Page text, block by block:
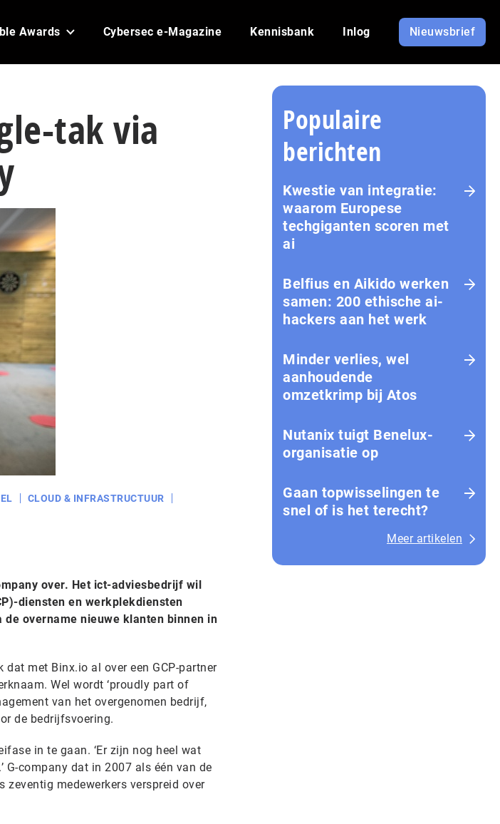
Awards Cybersec e-Magazine Kennisbank Inlog Nieuwsbrief
tak via
CLOUD & INFRASTRUCTUUR
over. Het ict-adviesbedrijf wil
diensten en werkplekdiensten
overname nieuwe klanten binnen in
dat met Binx.io al over een GCP-partner
Wel wordt ‘proudly part of
van het overgenomen bedrijf,
de bedrijfsvoering.
in te gaan. ‘Er zijn nog heel wat
G-company dat in 2007 als één van de
zeventig medewerkers verspreid over
Populaire
berichten
Kwestie van integratie:
waarom Europese
techgiganten scoren met
ai
Belfius en Aikido werken
samen: 200 ethische ai-
hackers aan het werk
Minder verlies, wel
aanhoudende
omzetkrimp bij Atos
Nutanix tuigt Benelux-
organisatie op
Gaan topwisselingen te
snel of is het terecht?
Meer artikelen